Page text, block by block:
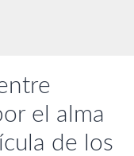
el alma
de los